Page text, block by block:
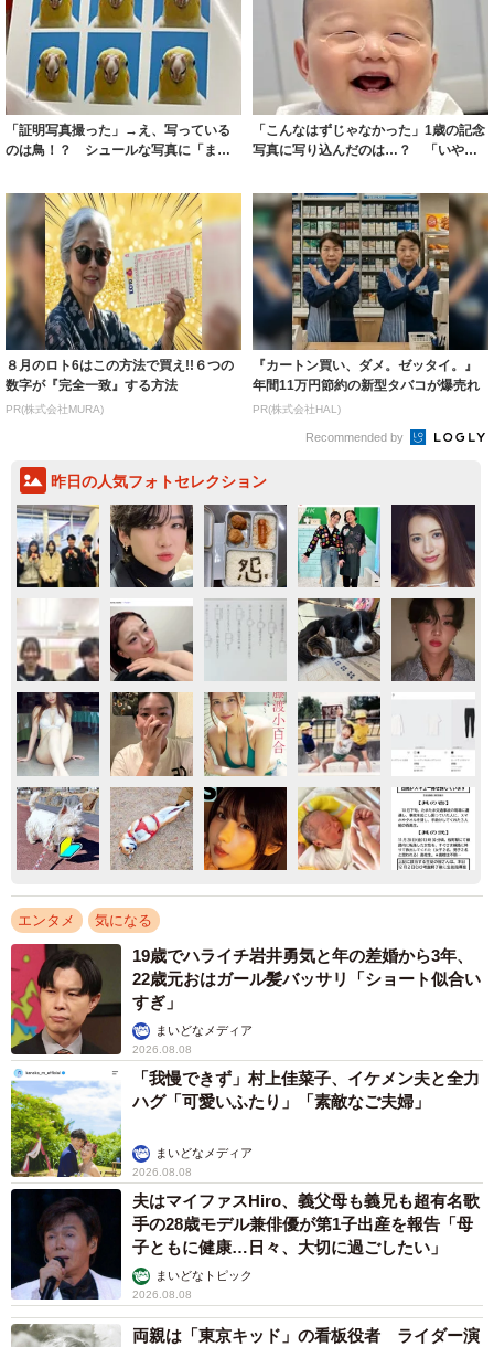
「証明写真撮った」→え、写っている
のは鳥！？ シュールな写真に「まさ
「こんなはずじゃなかった」1歳の記念
写真に写り込んだのは…？ 「いやむ
８月のロト6はこの方法で買え!!６つの
数字が『完全一致』する方法
PR(株式会社MURA)
『カートン買い、ダメ。ゼッタイ。』
年間11万円節約の新型タバコが爆売れ
PR(株式会社HAL)
Recommended by
昨日の人気フォトセレクション
エンタメ 気になる
19歳でハライチ岩井勇気と年の差婚から3年、
22歳元おはガール髪バッサリ「ショート似合い
すぎ」
まいどなメディア
2026.08.08
「我慢できず」村上佳菜子、イケメン夫と全力
ハグ「可愛いふたり」「素敵なご夫婦」
まいどなメディア
2026.08.08
夫はマイファスHiro、義父母も義兄も超有名歌
手の28歳モデル兼俳優が第1子出産を報告「母
子ともに健康…日々、大切に過ごしたい」
まいどなトピック
2026.08.08
両親は「東京キッド」の看板役者 ライダー演